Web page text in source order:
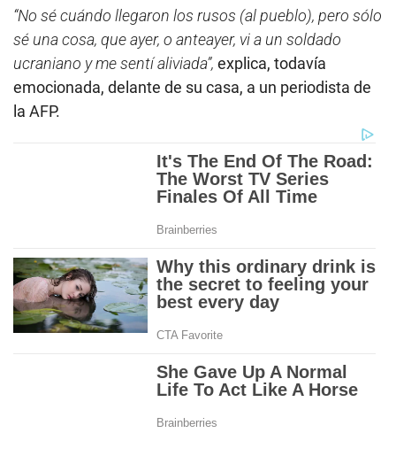
“No sé cuándo llegaron los rusos (al pueblo), pero sólo
sé una cosa, que ayer, o anteayer, vi a un soldado
ucraniano y me sentí aliviada”, explica, todavía
emocionada, delante de su casa, a un periodista de
la AFP.